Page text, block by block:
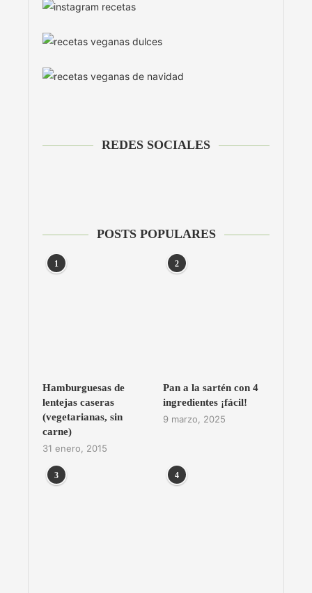
REDES SOCIALES
POSTS POPULARES
1
Hamburguesas de
lentejas caseras
(vegetarianas, sin
carne)
31 enero, 2015
2
Pan a la sartén con 4
ingredientes ¡fácil!
9 marzo, 2025
3 4